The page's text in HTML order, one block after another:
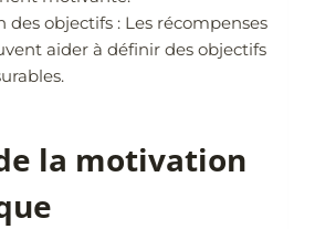
des objectifs : Les récompenses
aider à définir des objectifs
la motivation